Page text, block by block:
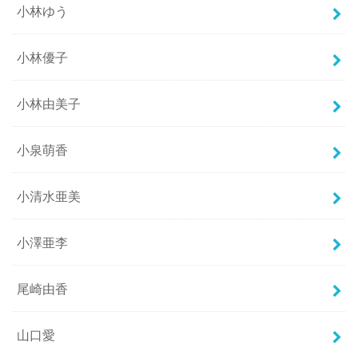
小林ゆう
小林優子
小林由美子
小泉萌香
小清水亜美
小澤亜李
尾崎由香
山口愛